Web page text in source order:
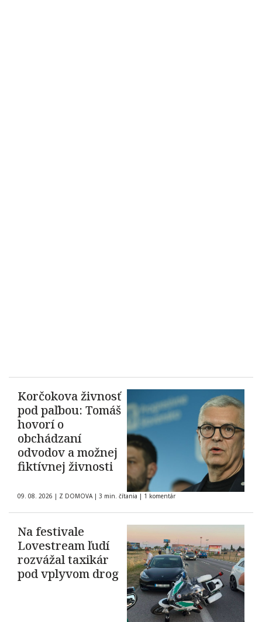
Korčokova živnosť
pod paľbou: Tomáš
hovorí o
obchádzaní
odvodov a možnej
fiktívnej živnosti
09. 08. 2026 | Z DOMOVA | 3 min. čítania | 1 komentár
Na festivale
Lovestream ľudí
rozvážal taxikár
pod vplyvom drog